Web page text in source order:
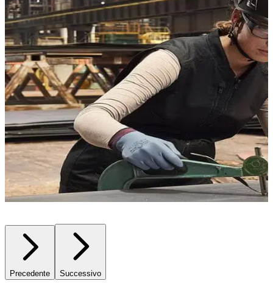
Precedente Successivo